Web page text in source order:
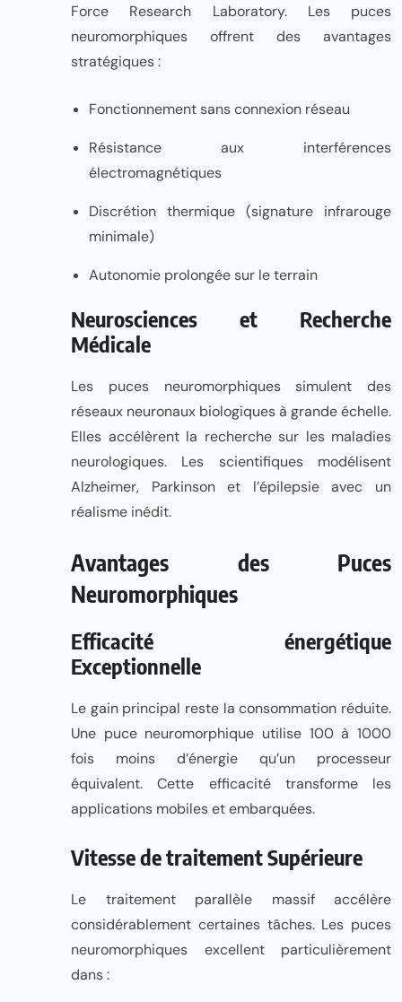
Force Research Laboratory. Les puces
neuromorphiques offrent des avantages
stratégiques :
Fonctionnement sans connexion réseau
Résistance aux interférences
électromagnétiques
Discrétion thermique (signature infrarouge
minimale)
Autonomie prolongée sur le terrain
Neurosciences et Recherche
Médicale
Les puces neuromorphiques simulent des
réseaux neuronaux biologiques à grande échelle.
Elles accélèrent la recherche sur les maladies
neurologiques. Les scientifiques modélisent
Alzheimer, Parkinson et l’épilepsie avec un
réalisme inédit.
Avantages des Puces
Neuromorphiques
Efficacité énergétique
Exceptionnelle
Le gain principal reste la consommation réduite.
Une puce neuromorphique utilise 100 à 1000
fois moins d’énergie qu’un processeur
équivalent. Cette efficacité transforme les
applications mobiles et embarquées.
Vitesse de traitement Supérieure
Le traitement parallèle massif accélère
considérablement certaines tâches. Les puces
neuromorphiques excellent particulièrement
dans :